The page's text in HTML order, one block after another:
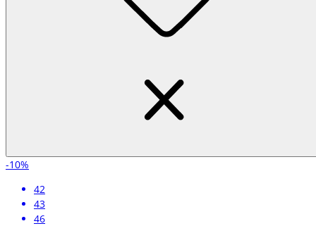
-10%
42
43
46